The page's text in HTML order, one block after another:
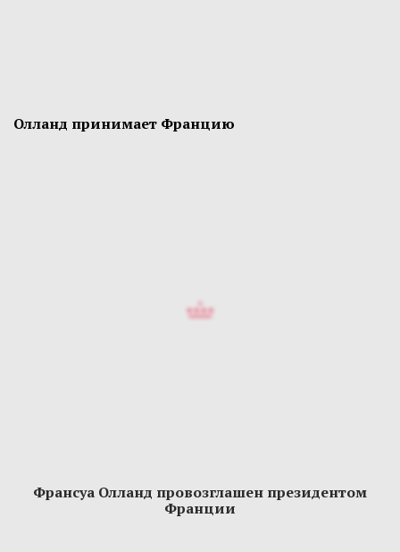
Олланд принимает Францию
Франсуа Олланд провозглашен президентом
Франции